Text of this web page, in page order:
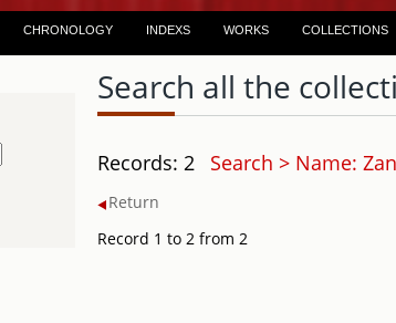
CHRONOLOGY INDEXS WORKS COLLECTIONS
Search all the
Records: 2 Search > Name:
Return
Record 1 to 2 from 2